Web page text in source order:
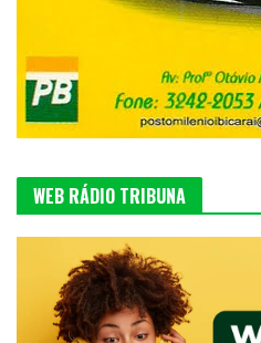
WEB RÁDIO TRIBUNA